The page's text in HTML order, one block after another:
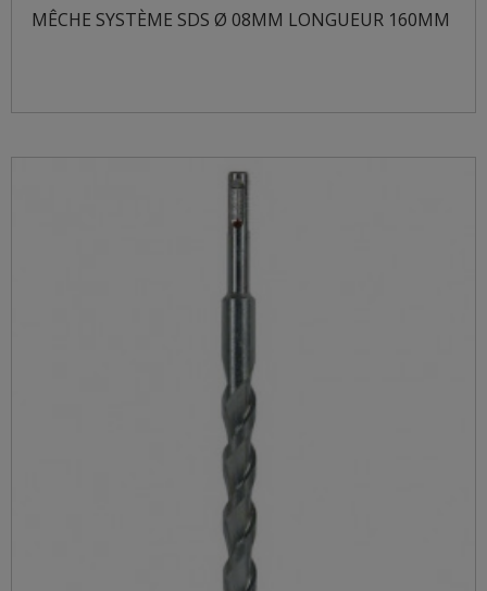
MÊCHE SYSTÈME SDS Ø 08MM LONGUEUR 160MM